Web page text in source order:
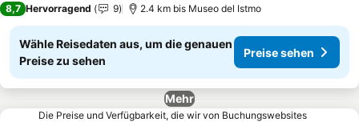
8,7 Hervorragend 9 2.4 km bis Museo del Istmo
Wähle Reisedaten aus, um die genauen
Preise zu sehen
Preise sehen
Mehr
Die Preise und Verfügbarkeit, die wir von Buchungswebsites